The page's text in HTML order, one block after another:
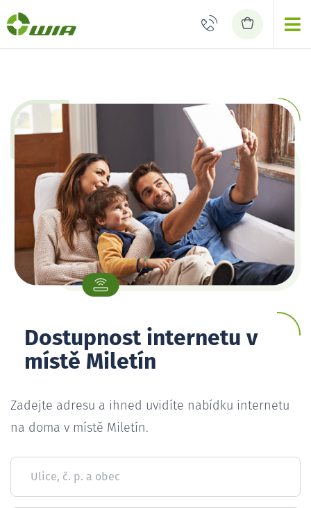
Dostupnost internetu v
místě Miletín
Zadejte adresu a ihned uvidíte nabídku internetu
na doma v místě Miletín.
Ulice, č. p. a obec